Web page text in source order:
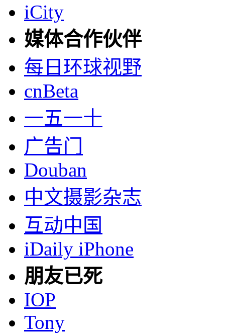
iCity
媒体合作伙伴
每日环球视野
cnBeta
一五一十
广告门
Douban
中文摄影杂志
互动中国
iDaily iPhone
朋友已死
IOP
Tony